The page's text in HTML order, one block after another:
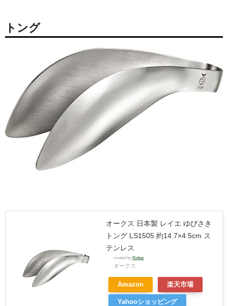
トング
オークス 日本製 レイエ ゆびさき
トング LS1505 約14.7×4.5cm ス
テンレス
created byRinker
オークス
Amazon 楽天市場
Yahooショッピング